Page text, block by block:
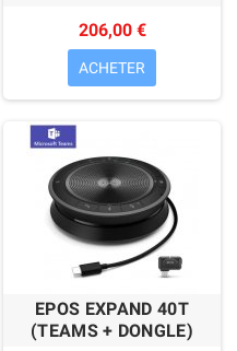
206,00 €
ACHETER
EPOS EXPAND 40T
(TEAMS + DONGLE)